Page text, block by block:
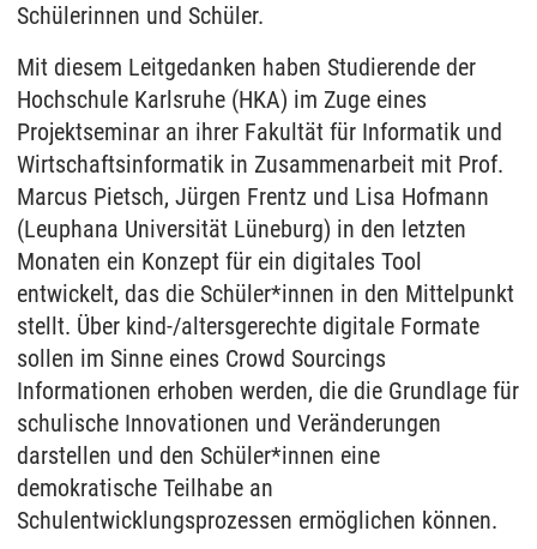
Schülerinnen und Schüler.
Mit diesem Leitgedanken haben Studierende der
Hochschule Karlsruhe (HKA) im Zuge eines
Projektseminar an ihrer Fakultät für Informatik und
Wirtschaftsinformatik in Zusammenarbeit mit Prof.
Marcus Pietsch, Jürgen Frentz und Lisa Hofmann
(Leuphana Universität Lüneburg) in den letzten
Monaten ein Konzept für ein digitales Tool
entwickelt, das die Schüler*innen in den Mittelpunkt
stellt. Über kind-/altersgerechte digitale Formate
sollen im Sinne eines Crowd Sourcings
Informationen erhoben werden, die die Grundlage für
schulische Innovationen und Veränderungen
darstellen und den Schüler*innen eine
demokratische Teilhabe an
Schulentwicklungsprozessen ermöglichen können.